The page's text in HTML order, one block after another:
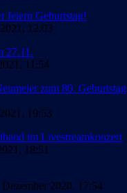
feiern Geburtstag!
12:03
27.11.
11:54
zum 80. Geburtstag
19:53
im Livestreamkonzert
18:51
2020, 17:54